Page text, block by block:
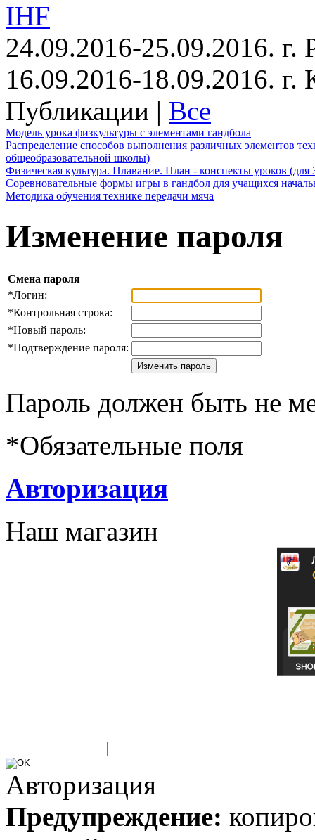
IHF
24.09.2016-25.09.2016. г.
16.09.2016-18.09.2016.
Публикации | Все
Модель урока физкультуры с элементами гандбола
Распределение способов выполнения различных элементов
общеобразовательной школы)
Физическая культура. Плавание. План - конспекты уроков (для
Соревновательные формы игры в гандбол для учащихся
Методика обучения технике передачи мяча
Изменение пароля
Смена пароля
*Логин:
*Контрольная строка:
*Новый пароль:
*Подтверждение пароля:
Пароль должен быть не
*Обязательные поля
Авторизация
Наш магазин
Авторизация
Предупреждение: